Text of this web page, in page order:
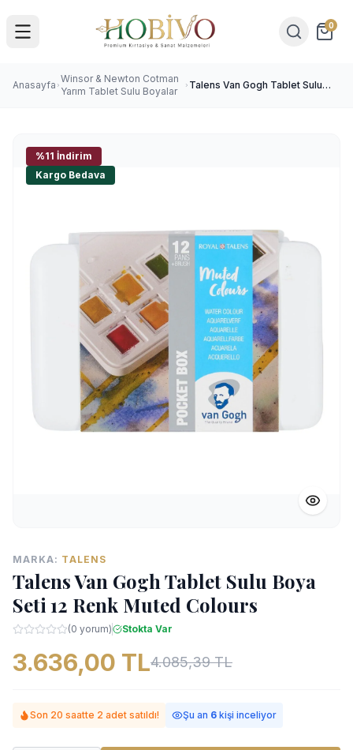
0
Anasayfa
Winsor & Newton Cotman
Yarım Tablet Sulu Boyalar
Talens Van Gogh Tablet Sulu
%11 İndirim
Kargo Bedava
MARKA: TALENS
Talens Van Gogh Tablet Sulu Boya
Seti 12 Renk Muted Colours
(0 yorum) Stokta Var
3.636,00 TL4.085,39 TL
Son 20 saatte 2 adet satıldı! Şu an 6 kişi inceliyor